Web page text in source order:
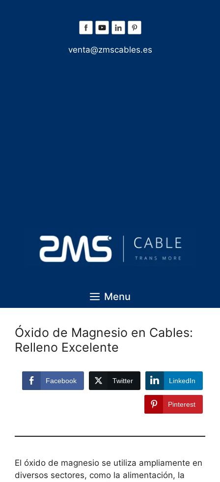
venta@zmscables.es
Menu
Óxido de Magnesio en Cables:
Relleno Excelente
Facebook Twitter LinkedIn
Pinterest
El óxido de magnesio se utiliza ampliamente en
diversos sectores, como la alimentación, la